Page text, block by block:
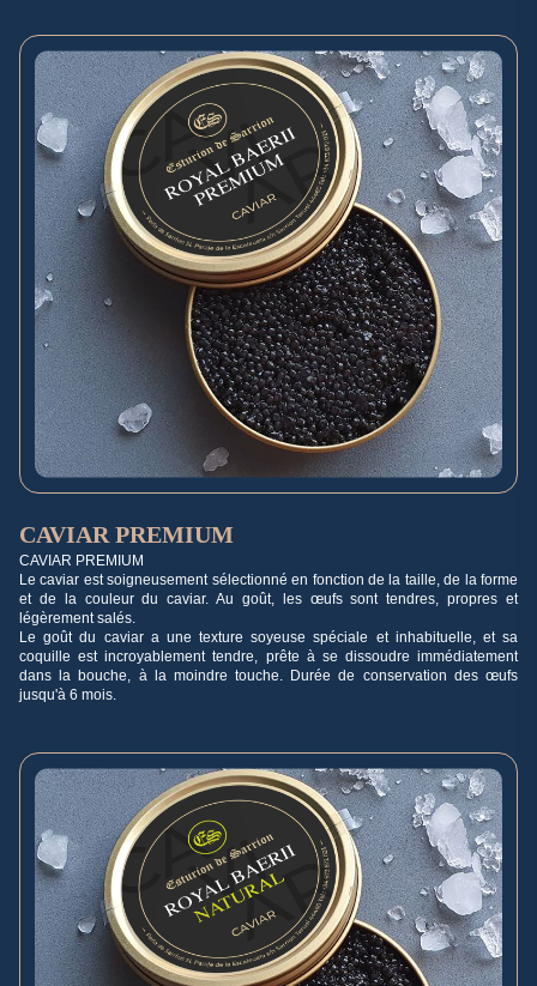
CAVIAR PREMIUM
CAVIAR PREMIUM
Le caviar est soigneusement sélectionné en fonction de la taille, de la forme
et de la couleur du caviar. Au goût, les œufs sont tendres, propres et
légèrement salés.
Le goût du caviar a une texture soyeuse spéciale et inhabituelle, et sa
coquille est incroyablement tendre, prête à se dissoudre immédiatement
dans la bouche, à la moindre touche. Durée de conservation des œufs
jusqu'à 6 mois.